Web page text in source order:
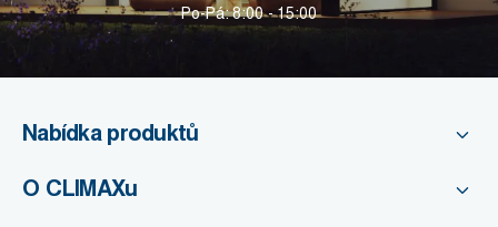
Po-Pá: 8:00 - 15:00
Nabídka produktů
O CLIMAXu